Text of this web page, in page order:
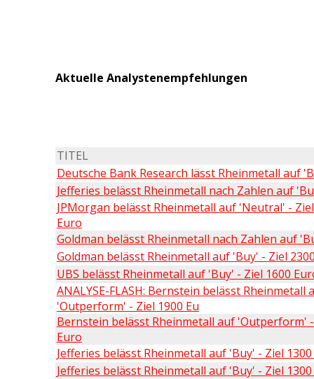
Aktuelle Analystenempfehlungen
TITEL
Deutsche Bank Research lässt Rheinmetall auf
Jefferies belässt Rheinmetall nach Zahlen auf
JPMorgan belässt Rheinmetall auf 'Neutral' -
Euro
Goldman belässt Rheinmetall nach Zahlen auf
Goldman belässt Rheinmetall auf 'Buy' - Ziel
UBS belässt Rheinmetall auf 'Buy' - Ziel 1600
ANALYSE-FLASH: Bernstein belässt Rheinmetall
'Outperform' - Ziel 1900 Eu
Bernstein belässt Rheinmetall auf 'Outperform'
Euro
Jefferies belässt Rheinmetall auf 'Buy' - Ziel
Jefferies belässt Rheinmetall auf 'Buy' - Ziel